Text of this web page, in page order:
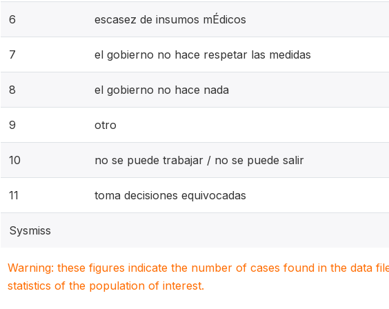
6 escasez de insumos mÉdicos
7 el gobierno no hace respetar las medidas
8 el gobierno no hace nada
9 otro
10 no se puede trabajar / no se puede salir
11 toma decisiones equivocadas
Sysmiss
Warning: these figures indicate the number of cases found in the data
statistics of the population of interest.